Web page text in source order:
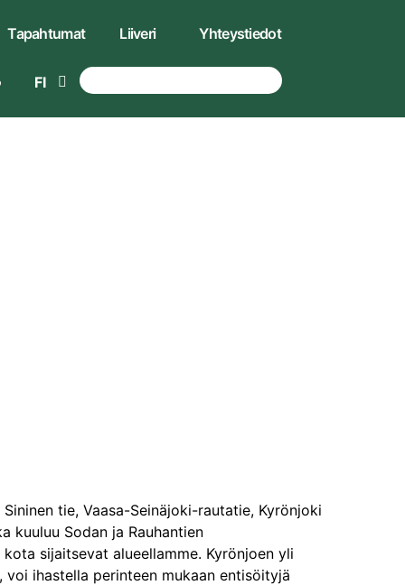
Tapahtumat Liiveri Yhteystiedot
FI
tie, Vaasa-Seinäjoki-rautatie, Kyrönjoki
kuuluu Sodan ja Rauhantien
sijaitsevat alueellamme. Kyrönjoen yli
ihastella perinteen mukaan entisöityjä